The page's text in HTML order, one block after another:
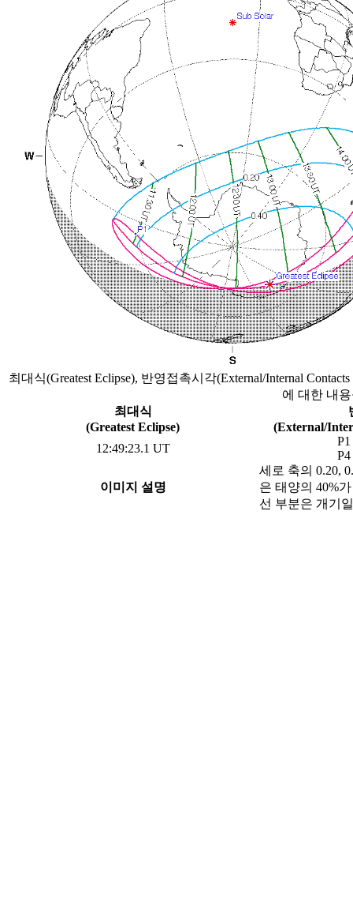
최대식(Greatest Eclipse), 반영접촉시각(External/Internal
에 대한 내
최대식
(Greatest Eclipse)
(External/
12:49:23.1 UT
이미지 설명
세로 축의 0.20,
은 태양의 40%
선 부분은 개기